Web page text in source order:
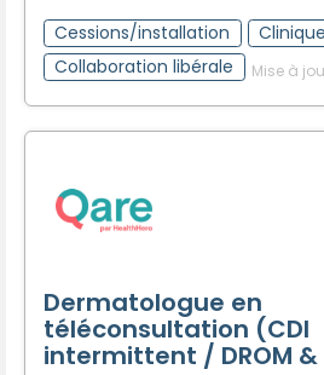
Cessions/installation
Clinique
Collaboration libérale
Mise à
Dermatologue en
téléconsultation (CDI
intermittent / DROM